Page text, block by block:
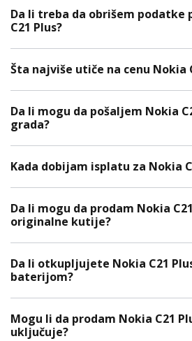
Da li treba da obrišem podatke
C21 Plus?
Šta najviše utiče na cenu Nokia
Da li mogu da pošaljem Nokia
grada?
Kada dobijam isplatu za Nokia
Da li mogu da prodam Nokia
originalne kutije?
Da li otkupljujete Nokia C21
baterijom?
Mogu li da prodam Nokia C21
uključuje?